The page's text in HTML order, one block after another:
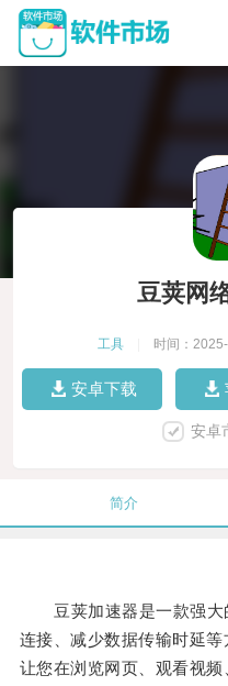
豆荚网
工具 时间：
安卓下载
安卓
简介
豆荚加速器是一款强大
连接、减少数据传输时延等
让您在浏览网页、观看视